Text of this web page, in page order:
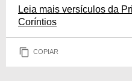
Leia mais versículos da
Coríntios
COPIAR